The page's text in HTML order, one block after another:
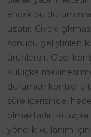
ancak bu durum
uzatır. Civciv
sonucu geliştirilen
ürünlerdir. Özel
kuluçka makinesi
durumun kontrol
süre içerisinde,
olmaktadır.
yönelik kullanım